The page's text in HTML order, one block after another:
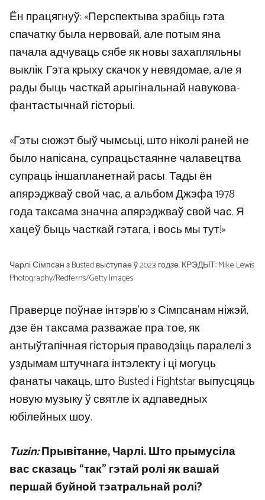
Ён працягнуў: «Перспектыва зрабіць гэта
спачатку была нервовай, але потым яна
пачала адчуваць сябе як новы захапляльны
выклік. Гэта крыху скачок у невядомае, але я
рады быць часткай арыгінальнай навукова-
фантастычнай гісторыі.
«Гэты сюжэт быў чымсьці, што ніколі раней не
было напісана, супрацьстаянне чалавецтва
супраць іншапланетнай расы. Тады ён
апярэджваў свой час, а альбом Джэфа 1978
года таксама значна апярэджваў свой час. Я
хацеў быць часткай гэтага, і вось мы тут!»
Чарлі Сімпсан з Busted выступае ў 2023 годзе. КРЭДЫТ: Mike Lewis
Photography/Redferns/Getty Images
Праверце поўнае інтэрв’ю з Сімпсанам ніжэй,
дзе ён таксама разважае пра тое, як
антыўтапічная гісторыя праводзіць паралелі з
уздымам штучнага інтэлекту і ці могуць
фанаты чакаць, што Busted і Fightstar выпусцяць
новую музыку ў святле іх адпаведных
юбілейных шоу.
Tuzin:Прывітанне, Чарлі. Што прымусіла
вас сказаць “так” гэтай ролі як вашай
першай буйной тэатральнай ролі?